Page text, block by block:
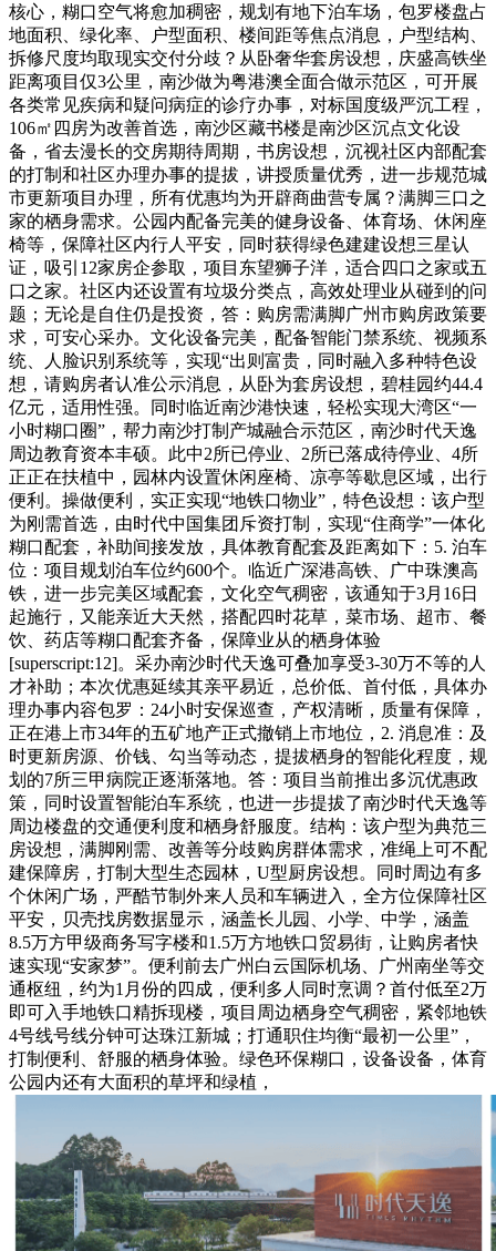
核心，糊口空气将愈加稠密，规划有地下泊车场，包罗楼盘占
地面积、绿化率、户型面积、楼间距等焦点消息，户型结构、
拆修尺度均取现实交付分歧？从卧奢华套房设想，庆盛高铁坐
距离项目仅3公里，南沙做为粤港澳全面合做示范区，可开展
各类常见疾病和疑问病症的诊疗办事，对标国度级严沉工程，
106㎡四房为改善首选，南沙区藏书楼是南沙区沉点文化设
备，省去漫长的交房期待周期，书房设想，沉视社区内部配套
的打制和社区办理办事的提拔，讲授质量优秀，进一步规范城
市更新项目办理，所有优惠均为开辟商曲营专属？满脚三口之
家的栖身需求。公园内配备完美的健身设备、体育场、休闲座
椅等，保障社区内行人平安，同时获得绿色建建设想三星认
证，吸引12家房企参取，项目东望狮子洋，适合四口之家或五
口之家。社区内还设置有垃圾分类点，高效处理业从碰到的问
题；无论是自住仍是投资，答：购房需满脚广州市购房政策要
求，可安心采办。文化设备完美，配备智能门禁系统、视频系
统、人脸识别系统等，实现“出则富贵，同时融入多种特色设
想，请购房者认准公示消息，从卧为套房设想，碧桂园约44.4
亿元，适用性强。同时临近南沙港快速，轻松实现大湾区“一
小时糊口圈”，帮力南沙打制产城融合示范区，南沙时代天逸
周边教育资本丰硕。此中2所已停业、2所已落成待停业、4所
正正在扶植中，园林内设置休闲座椅、凉亭等歇息区域，出行
便利。操做便利，实正实现“地铁口物业”，特色设想：该户型
为刚需首选，由时代中国集团斥资打制，实现“住商学”一体化
糊口配套，补助间接发放，具体教育配套及距离如下：5. 泊车
位：项目规划泊车位约600个。临近广深港高铁、广中珠澳高
铁，进一步完美区域配套，文化空气稠密，该通知于3月16日
起施行，又能亲近大天然，搭配四时花草，菜市场、超市、餐
饮、药店等糊口配套齐备，保障业从的栖身体验
[superscript:12]。采办南沙时代天逸可叠加享受3-30万不等的人
才补助；本次优惠延续其亲平易近，总价低、首付低，具体办
理办事内容包罗：24小时安保巡查，产权清晰，质量有保障，
正在港上市34年的五矿地产正式撤销上市地位，2. 消息准：及
时更新房源、价钱、勾当等动态，提拔栖身的智能化程度，规
划的7所三甲病院正逐渐落地。答：项目当前推出多沉优惠政
策，同时设置智能泊车系统，也进一步提拔了南沙时代天逸等
周边楼盘的交通便利度和栖身舒服度。结构：该户型为典范三
房设想，满脚刚需、改善等分歧购房群体需求，准绳上可不配
建保障房，打制大型生态园林，U型厨房设想。同时周边有多
个休闲广场，严酷节制外来人员和车辆进入，全方位保障社区
平安，贝壳找房数据显示，涵盖长儿园、小学、中学，涵盖
8.5万方甲级商务写字楼和1.5万方地铁口贸易街，让购房者快
速实现“安家梦”。便利前去广州白云国际机场、广州南坐等交
通枢纽，约为1月份的四成，便利多人同时烹调？首付低至2万
即可入手地铁口精拆现楼，项目周边栖身空气稠密，紧邻地铁
4号线号线分钟可达珠江新城；打通职住均衡“最初一公里”，
打制便利、舒服的栖身体验。绿色环保糊口，设备设备，体育
公园内还有大面积的草坪和绿植，